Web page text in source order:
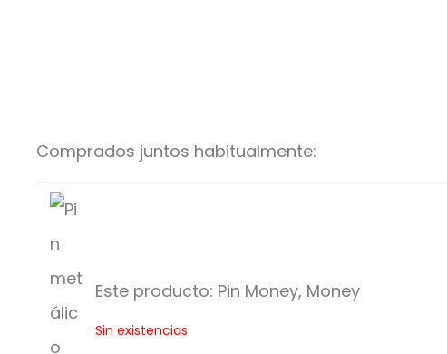
Comprados juntos habitualmente:
Este producto: Pin Money, Money
Sin existencias